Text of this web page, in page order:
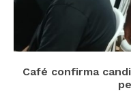
Café confirma